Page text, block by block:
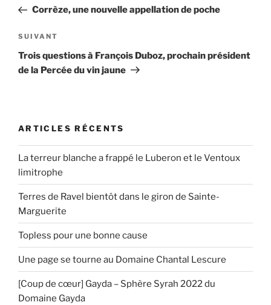
l’article
précédent
Corrèze, une nouvelle appellation de poche
Article
suivant
SUIVANT
Trois questions à François Duboz, prochain président
de la Percée du vin jaune
ARTICLES RÉCENTS
La terreur blanche a frappé le Luberon et le Ventoux
limitrophe
Terres de Ravel bientôt dans le giron de Sainte-
Marguerite
Topless pour une bonne cause
Une page se tourne au Domaine Chantal Lescure
[Coup de cœur] Gayda – Sphère Syrah 2022 du
Domaine Gayda